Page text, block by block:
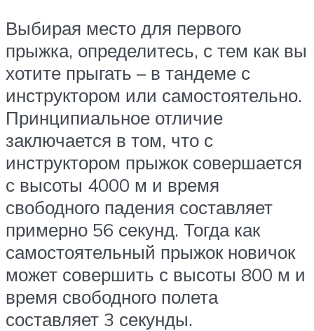
Выбирая место для первого
прыжка, определитесь, с тем как вы
хотите прыгать – в тандеме с
инструктором или самостоятельно.
Принципиальное отличие
заключается в том, что с
инструктором прыжок совершается
с высоты 4000 м и время
свободного падения составляет
примерно 56 секунд. Тогда как
самостоятельный прыжок новичок
может совершить с высоты 800 м и
время свободного полета
составляет 3 секунды.